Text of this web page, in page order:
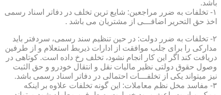
باشد.
۱- تخلفات به ضرر مراجعین: شایع ترین تخلف در دفاتر اسناد رسمی
اخذ حق التحریر اضافـــی از مشتریان می باشد .
۲- تخلفات به ضرر دولت: در حین تنظیم سند رسمی، سردفتر باید
مدارکی را برای جلب موافقت از ادارات ذیربط استعلام و از طرفین
دریافت کند اگر این کار انجام نشود، تخلف رخ داده است. کوتاهی در
وصول حقوق دولتی نظیر مالیات نقل و انتقال خودرو و حق الثبت
نیز میتواند یکی از تخلفـــات احتمالی در دفاتر اسناد رسمی باشد.
۳- مفاسد مخل نظم معاملات: این گونه تخلفات علاوه بر اینکه